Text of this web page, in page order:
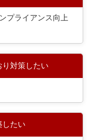
プライアンス向上
対策したい
したい